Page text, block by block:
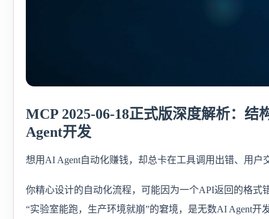
MCP 2025-06-18正式版深度解析：
Agent开发
想用AI Agent自动化赚钱，却总卡在工具调用出错、用户
你精心设计的自动化流程，可能因为一个API返回的格
“实验室能跑，生产环境就崩”的窘境，是无数AI Agent开